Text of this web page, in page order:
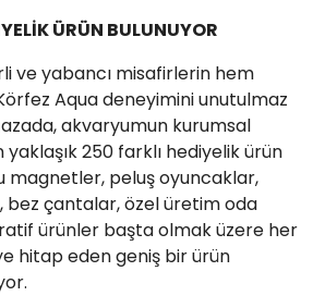
ÜRÜN BULUNUYOR
ve yabancı misafirlerin hem
Aqua deneyimini unutulmaz
akvaryumun kurumsal
yaklaşık 250 farklı hediyelik ürün
magnetler, peluş oyuncaklar,
bez çantalar, özel üretim oda
ürünler başta olmak üzere her
hitap eden geniş bir ürün